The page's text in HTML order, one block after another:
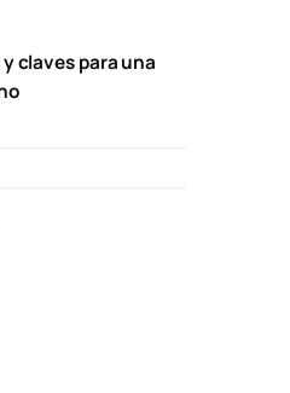
claves para una